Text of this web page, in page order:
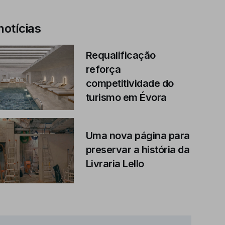
Requalificação
reforça
competitividade do
turismo em Évora
Uma nova página para
preservar a história da
Livraria Lello